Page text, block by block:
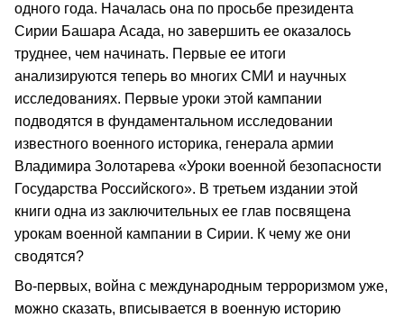
одного года. Началась она по просьбе президента
Сирии Башара Асада, но завершить ее оказалось
труднее, чем начинать. Первые ее итоги
анализируются теперь во многих СМИ и научных
исследованиях. Первые уроки этой кампании
подводятся в фундаментальном исследовании
известного военного историка, генерала армии
Владимира Золотарева «Уроки военной безопасности
Государства Российского». В третьем издании этой
книги одна из заключительных ее глав посвящена
урокам военной кампании в Сирии. К чему же они
сводятся?
Во‑первых, война с международным терроризмом уже,
можно сказать, вписывается в военную историю